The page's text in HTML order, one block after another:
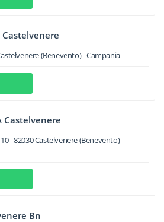
(Benevento) -Campania
Castelvenere
-82030Castelvenere(Benevento) -
Bn